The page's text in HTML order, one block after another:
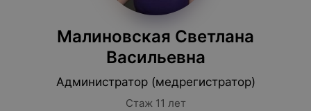
Малиновская Светлана
Васильевна
Администратор (медрегистратор)
Стаж 11 лет